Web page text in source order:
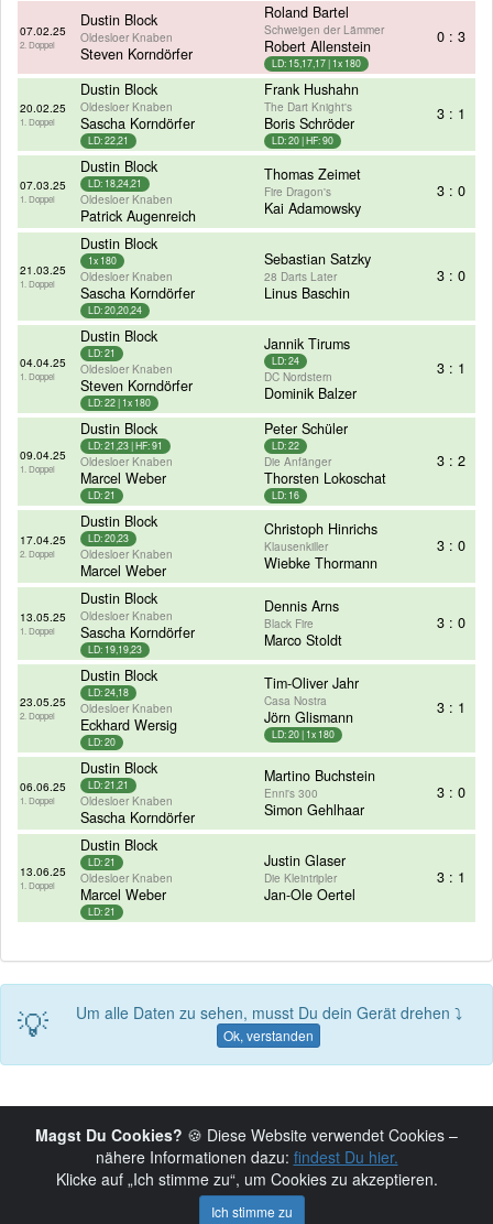
07.02.25
2. Doppel
Dustin Block
Oldesloer Knaben
Steven Korndörfer
Roland Bartel
Schweigen der Lämmer
Robert Allenstein
LD: 15,17,17 | 1x 180
0 : 3
20.02.25
1. Doppel
Dustin Block
Oldesloer Knaben
Sascha Korndörfer
LD: 22,21
Frank Hushahn
The Dart Knight's
Boris Schröder
LD: 20 | HF: 90
3 : 1
07.03.25
1. Doppel
Dustin Block
LD: 18,24,21
Oldesloer Knaben
Patrick Augenreich
Thomas Zeimet
Fire Dragon's
Kai Adamowsky
3 : 0
21.03.25
1. Doppel
Dustin Block
1x 180
Oldesloer Knaben
Sascha Korndörfer
LD: 20,20,24
Sebastian Satzky
28 Darts Later
Linus Baschin
3 : 0
04.04.25
1. Doppel
Dustin Block
LD: 21
Oldesloer Knaben
Steven Korndörfer
LD: 22 | 1x 180
Jannik Tirums
LD: 24
DC Nordstern
Dominik Balzer
3 : 1
09.04.25
1. Doppel
Dustin Block
LD: 21,23 | HF: 91
Oldesloer Knaben
Marcel Weber
LD: 21
Peter Schüler
LD: 22
Die Anfänger
Thorsten Lokoschat
LD: 16
3 : 2
17.04.25
2. Doppel
Dustin Block
LD: 20,23
Oldesloer Knaben
Marcel Weber
Christoph Hinrichs
Klausenkiller
Wiebke Thormann
3 : 0
13.05.25
1. Doppel
Dustin Block
Oldesloer Knaben
Sascha Korndörfer
LD: 19,19,23
Dennis Arns
Black Fire
Marco Stoldt
3 : 0
23.05.25
2. Doppel
Dustin Block
LD: 24,18
Oldesloer Knaben
Eckhard Wersig
LD: 20
Tim-Oliver Jahr
Casa Nostra
Jörn Glismann
LD: 20 | 1x 180
3 : 1
06.06.25
1. Doppel
Dustin Block
LD: 21,21
Oldesloer Knaben
Sascha Korndörfer
Martino Buchstein
Enni's 300
Simon Gehlhaar
3 : 0
13.06.25
1. Doppel
Dustin Block
LD: 21
Oldesloer Knaben
Marcel Weber
LD: 21
Justin Glaser
Die Kleintripler
Jan-Ole Oertel
3 : 1
💡 Um alle Daten zu sehen, musst Du dein Gerät drehen ⤵
Ok, verstanden
© 2019-2026 Copyright:HHEDL.de
Seite powered by
Magst Du Cookies? 🍪 Diese Website verwendet Cookies –
nähere Informationen dazu: findest Du hier.
Klicke auf „Ich stimme zu“, um Cookies zu akzeptieren.
Ich stimme zu